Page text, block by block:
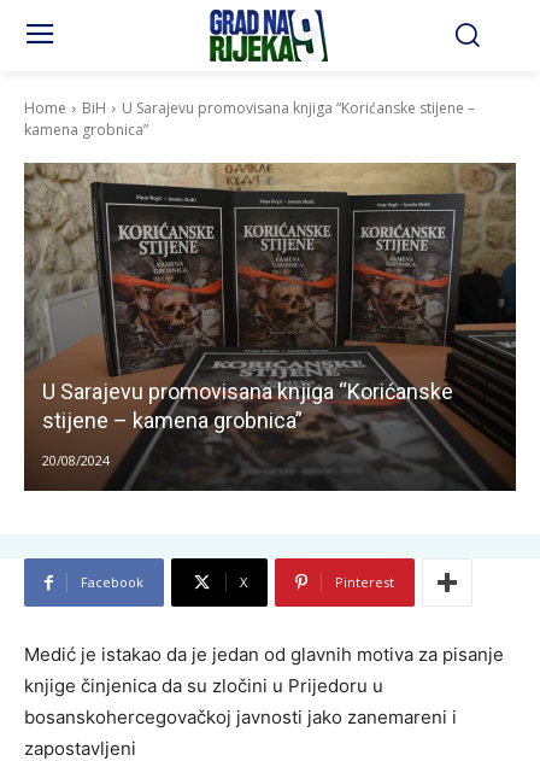
Home BiH
U Sarajevu promovisana knjiga “Korićanske stijene –
kamena grobnica”
U Sarajevu promovisana knjiga “Korićanske
stijene – kamena grobnica”
20/08/2024
Facebook X Pinterest
Medić je istakao da je jedan od glavnih motiva za pisanje
knjige činjenica da su zločini u Prijedoru u
bosanskohercegovačkoj javnosti jako zanemareni i
zapostavljeni